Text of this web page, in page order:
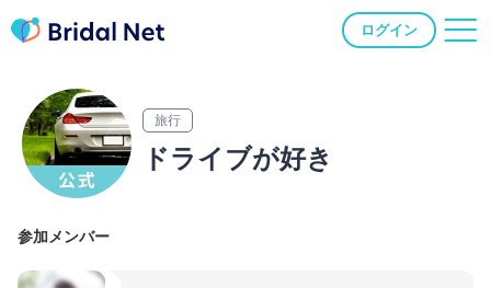
ログイン
旅行
ドライブが好き
参加メンバー